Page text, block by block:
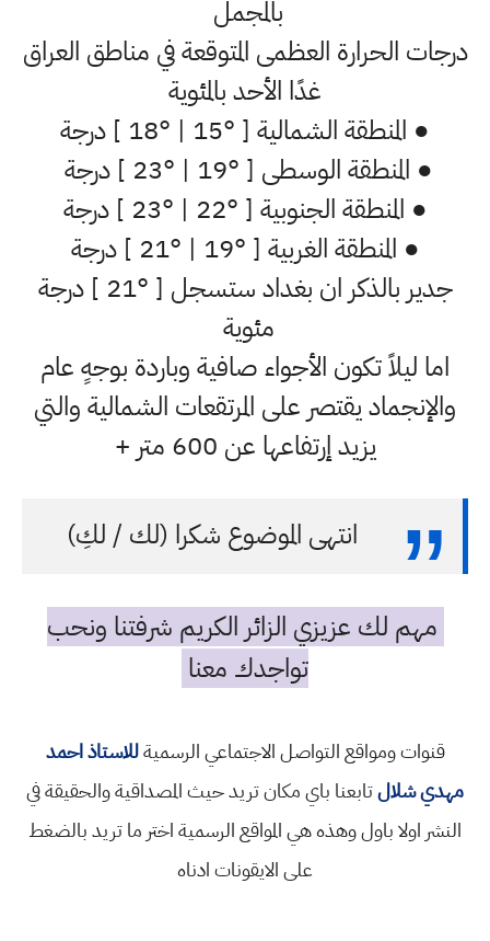
بالمجمل
درجات الحرارة العظمى المتوقعة في مناطق العراق
غدًا الأحد بالمئوية
● المنطقة الشمالية [ °15 | °18 ] درجة
● المنطقة الوسطى [ °19 | °23 ] درجة
● المنطقة الجنوبية [ °22 | °23 ] درجة
● المنطقة الغربية [ °19 | °21 ] درجة
جدير بالذكر ان بغداد ستسجل [ °21 ] درجة
مئوية
اما ليلاً تكون الأجواء صافية وباردة بوجهٍ عام
والإنجماد يقتصر على المرتقعات الشمالية والتي
يزيد إرتفاعها عن 600 متر +
انتهى الموضوع شكرا (لك / لكِ)
مهم لك عزيزي الزائر الكريم شرفتنا ونحب
تواجدك معنا
قنوات ومواقع التواصل الاجتماعي الرسميةللاستاذ احمد
مهدي شلالتابعنا باي مكان تريد حيث المصداقية والحقيقة في
النشر اولا باول وهذه هي المواقع الرسمية اختر ما تريد بالضغط
على الايقونات ادناه